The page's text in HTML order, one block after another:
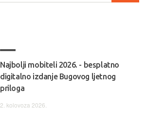
Najbolji mobiteli 2026. - besplatno
digitalno izdanje Bugovog ljetnog
priloga
2. kolovoza 2026.